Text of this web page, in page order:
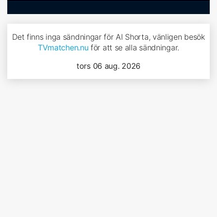
Det finns inga sändningar för Al Shorta, vänligen besök
TVmatchen.nu för att se alla sändningar.
tors 06 aug. 2026